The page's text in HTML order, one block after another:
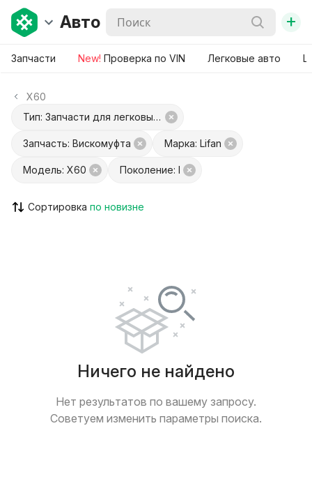
Авто +
Запчасти New! Проверка по VIN Легковые авто
X60
Тип: Запчасти для легковых авто
Запчасть: Вискомуфта Марка: Lifan
Модель: X60 Поколение: I
Сортировка
Ничего не найдено
Нет результатов по вашему запросу.
Советуем изменить параметры поиска.